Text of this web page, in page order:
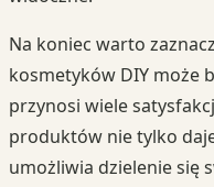
Na koniec warto
kosmetyków DIY może
przynosi wiele
produktów nie tylko
umożliwia dzielenie się